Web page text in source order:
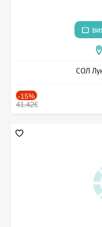
СОЛ
-15%
41.42€